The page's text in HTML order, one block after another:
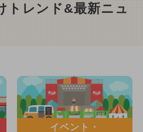
トレンド&最新ニュ
イベント・